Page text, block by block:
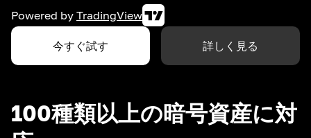
Powered by TradingView
今すぐ試す 詳しく見る
100種類以上の暗号資産に対